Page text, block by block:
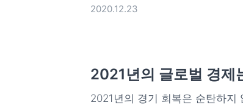
2020.12.23
2021년의 글로벌 경제
2021년의 경기 회복은 순탄하지